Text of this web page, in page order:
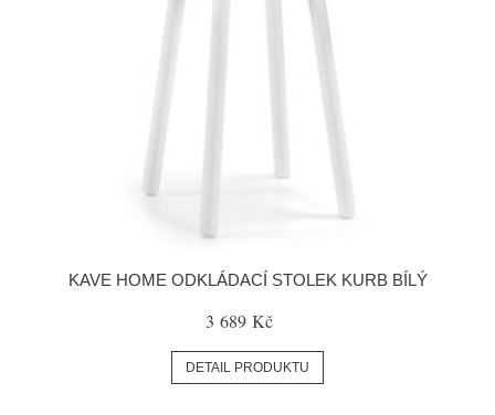
KAVE HOME ODKLÁDACÍ STOLEK KURB BÍLÝ
3 689 Kč
DETAIL PRODUKTU